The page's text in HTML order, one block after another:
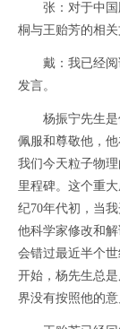
张：对于中国
桐与王贻芳的相
戴：我已经阅
发言。
杨振宁先生是
佩服和尊敬他，他
我们今天粒子物
里程碑。这个重
纪70年代初，当
他科学家修改和
会错过最近半个
开始，杨先生总
界没有按照他的